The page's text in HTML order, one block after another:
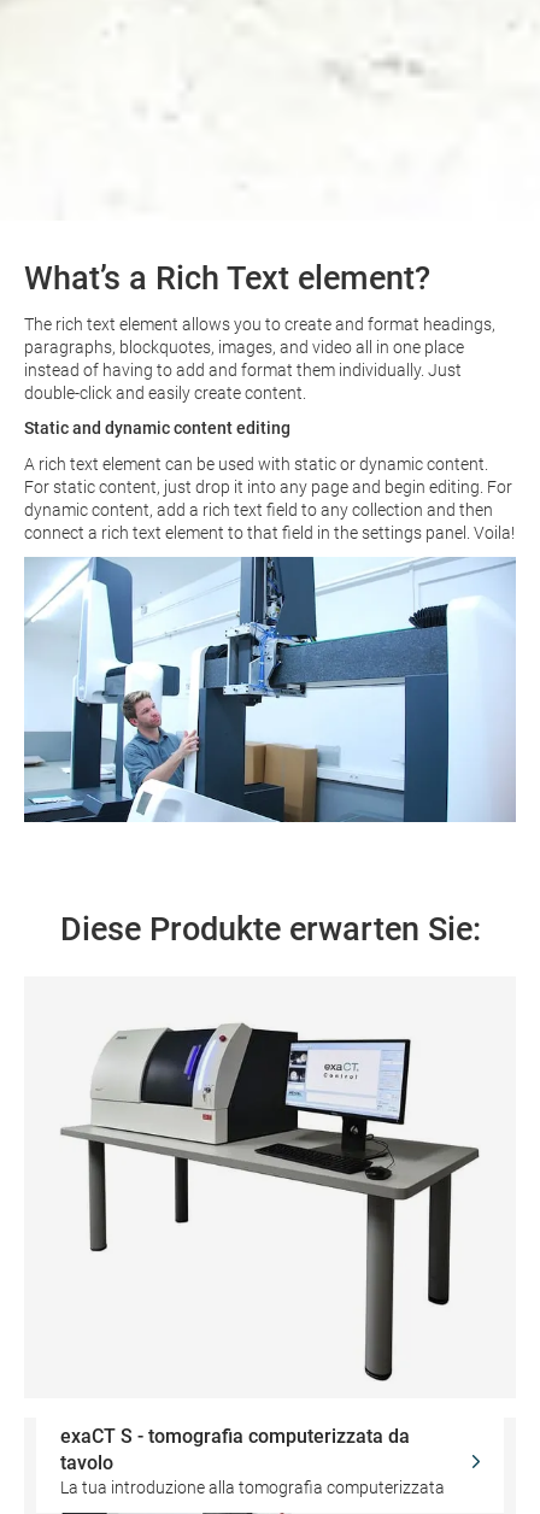
What’s a Rich Text element?
The rich text element allows you to create and format headings,
paragraphs, blockquotes, images, and video all in one place
instead of having to add and format them individually. Just
double-click and easily create content.
Static and dynamic content editing
A rich text element can be used with static or dynamic content.
For static content, just drop it into any page and begin editing. For
dynamic content, add a rich text field to any collection and then
connect a rich text element to that field in the settings panel. Voila!
Diese Produkte erwarten Sie:
exaCT S - tomografia computerizzata da
tavolo
La tua introduzione alla tomografia computerizzata